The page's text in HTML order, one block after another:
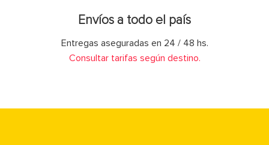
Envíos a todo el país
Entregas aseguradas en 24 / 48 hs.
Consultar tarifas según destino.